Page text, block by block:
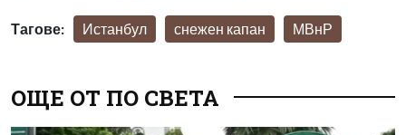
Тагове: Истанбул снежен капан МВнР
ОЩЕ ОТ ПО СВЕТА